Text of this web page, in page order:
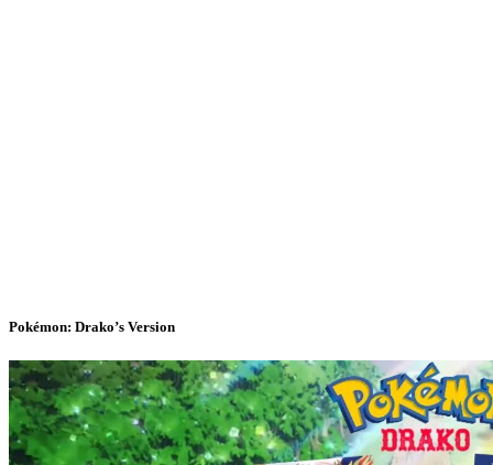
Pokémon: Drako’s Version